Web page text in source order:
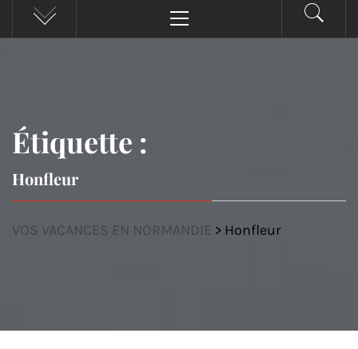
principal
Étiquette :
Honfleur
VOS VACANCES EN NORMANDIE > Honfleur